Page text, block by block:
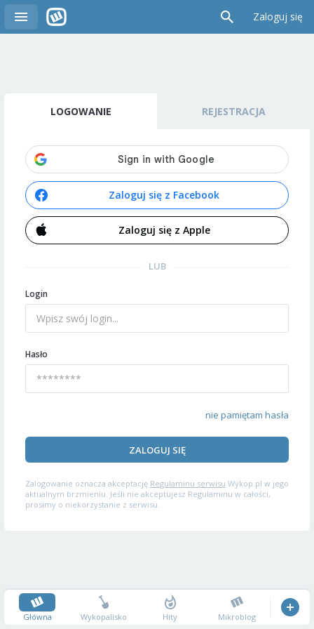
Zaloguj się
LOGOWANIE REJESTRACJA
Zaloguj się z Facebook
Zaloguj się z Apple
LUB
Login
Hasło
nie pamiętam hasła
ZALOGUJ SIĘ
Zalogowanie oznacza akceptację Regulaminu serwisu Wykop.pl w jego
aktualnym brzmieniu. Jeśli nie akceptujesz Regulaminu w całości,
prosimy o niekorzystanie z serwisu.
Główna Wykopalisko Hity Mikroblog